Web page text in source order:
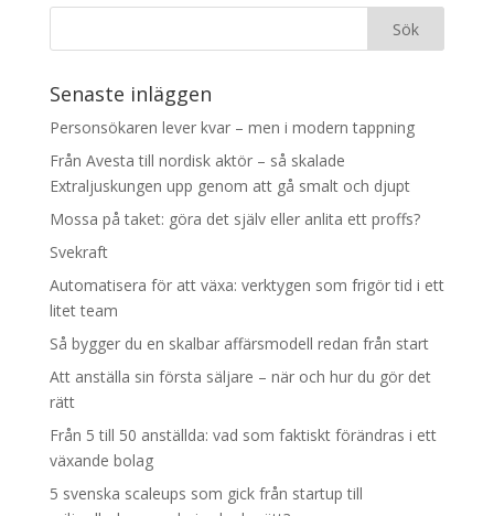
Senaste inläggen
Personsökaren lever kvar – men i modern tappning
Från Avesta till nordisk aktör – så skalade
Extraljuskungen upp genom att gå smalt och djupt
Mossa på taket: göra det själv eller anlita ett proffs?
Svekraft
Automatisera för att växa: verktygen som frigör tid i ett
litet team
Så bygger du en skalbar affärsmodell redan från start
Att anställa sin första säljare – när och hur du gör det
rätt
Från 5 till 50 anställda: vad som faktiskt förändras i ett
växande bolag
5 svenska scaleups som gick från startup till